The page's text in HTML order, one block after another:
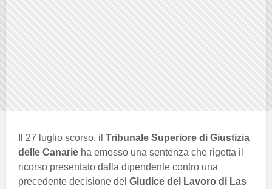
Il 27 luglio scorso, il Tribunale Superiore di Giustizia
delle Canarie ha emesso una sentenza che rigetta il
ricorso presentato dalla dipendente contro una
precedente decisione del Giudice del Lavoro di Las